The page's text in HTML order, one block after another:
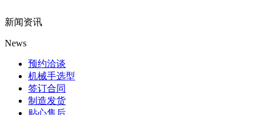
新闻资讯
News
预约洽谈
机械手选型
签订合同
制造发货
贴心售后